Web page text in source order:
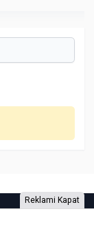
Reklami Kapat